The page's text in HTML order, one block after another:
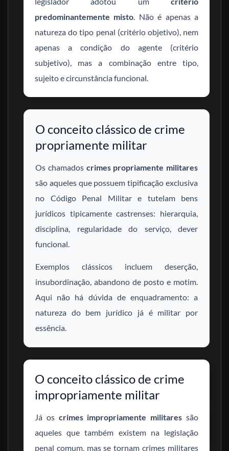
predominantemente misto. Não é apenas a
natureza do tipo penal (critério objetivo), nem
apenas a condição do agente (critério
subjetivo), mas a combinação entre tipo,
sujeito e circunstância funcional.
O conceito clássico de crime
propriamente militar
Os chamados crimes propriamente militares
são aqueles que possuem tipificação exclusiva
no Código Penal Militar e tutelam bens
jurídicos tipicamente castrenses: hierarquia,
disciplina, regularidade do serviço, dever
funcional.
Exemplos clássicos incluem deserção,
insubordinação, abandono de posto e motim.
Aqui não há dúvida de enquadramento: a
natureza do bem jurídico já é militar por
essência.
O conceito clássico de crime
impropriamente militar
Já os crimes impropriamente militares são
aqueles que também existem na legislação
penal comum, mas se tornam crimes militares